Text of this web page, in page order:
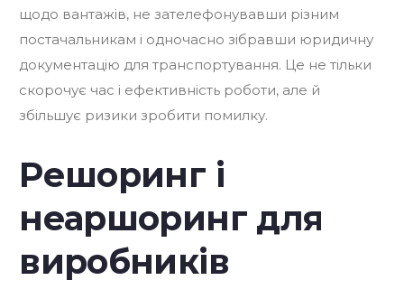
щодо вантажів, не зателефонувавши різним
постачальникам і одночасно зібравши юридичну
документацію для транспортування. Це не тільки
скорочує час і ефективність роботи, але й
збільшує ризики зробити помилку.
Решоринг і
неаршоринг для
виробників